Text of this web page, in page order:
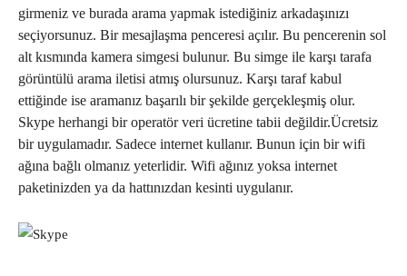
girmeniz ve burada arama yapmak istediğiniz arkadaşınızı
seçiyorsunuz. Bir mesajlaşma penceresi açılır. Bu pencerenin sol
alt kısmında kamera simgesi bulunur. Bu simge ile karşı tarafa
görüntülü arama iletisi atmış olursunuz. Karşı taraf kabul
ettiğinde ise aramanız başarılı bir şekilde gerçekleşmiş olur.
Skype herhangi bir operatör veri ücretine tabii değildir.Ücretsiz
bir uygulamadır. Sadece internet kullanır. Bunun için bir wifi
ağına bağlı olmanız yeterlidir. Wifi ağınız yoksa internet
paketinizden ya da hattınızdan kesinti uygulanır.